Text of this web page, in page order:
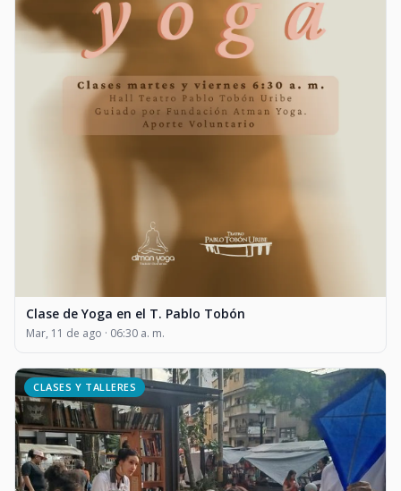
Clase de Yoga en el T. Pablo Tobón
Mar, 11 de ago · 06:30 a. m.
CLASES Y TALLERES